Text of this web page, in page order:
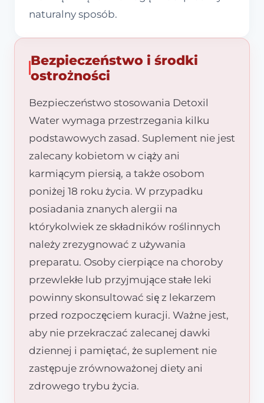
naturalny sposób.
Bezpieczeństwo i środki
ostrożności
Bezpieczeństwo stosowania Detoxil
Water wymaga przestrzegania kilku
podstawowych zasad. Suplement nie jest
zalecany kobietom w ciąży ani
karmiącym piersią, a także osobom
poniżej 18 roku życia. W przypadku
posiadania znanych alergii na
którykolwiek ze składników roślinnych
należy zrezygnować z używania
preparatu. Osoby cierpiące na choroby
przewlekłe lub przyjmujące stałe leki
powinny skonsultować się z lekarzem
przed rozpoczęciem kuracji. Ważne jest,
aby nie przekraczać zalecanej dawki
dziennej i pamiętać, że suplement nie
zastępuje zrównoważonej diety ani
zdrowego trybu życia.